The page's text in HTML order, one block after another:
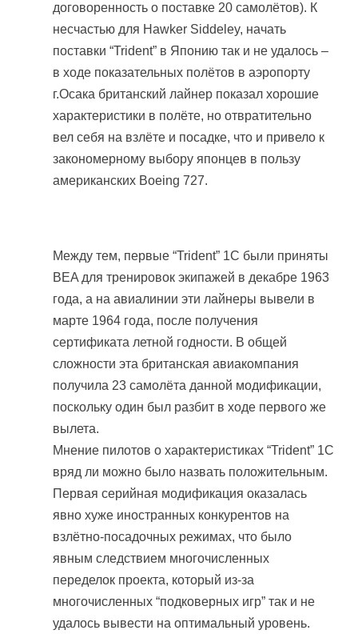
договоренность о поставке 20 самолётов). К
несчастью для Hawker Siddeley, начать
поставки “Trident” в Японию так и не удалось –
в ходе показательных полётов в аэропорту
г.Осака британский лайнер показал хорошие
характеристики в полёте, но отвратительно
вел себя на взлёте и посадке, что и привело к
закономерному выбору японцев в пользу
американских Boeing 727.
Между тем, первые “Trident” 1C были приняты
BEA для тренировок экипажей в декабре 1963
года, а на авиалинии эти лайнеры вывели в
марте 1964 года, после получения
сертификата летной годности. В общей
сложности эта британская авиакомпания
получила 23 самолёта данной модификации,
поскольку один был разбит в ходе первого же
вылета.
Мнение пилотов о характеристиках “Trident” 1C
вряд ли можно было назвать положительным.
Первая серийная модификация оказалась
явно хуже иностранных конкурентов на
взлётно-посадочных режимах, что было
явным следствием многочисленных
переделок проекта, который из-за
многочисленных “подковерных игр” так и не
удалось вывести на оптимальный уровень.